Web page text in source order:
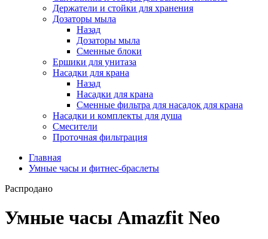
Держатели и стойки для хранения
Дозаторы мыла
Назад
Дозаторы мыла
Сменные блоки
Ершики для унитаза
Насадки для крана
Назад
Насадки для крана
Сменные фильтра для насадок для крана
Насадки и комплекты для душа
Смесители
Проточная фильтрация
Главная
Умные часы и фитнес-браслеты
Распродано
Умные часы Amazfit Neo